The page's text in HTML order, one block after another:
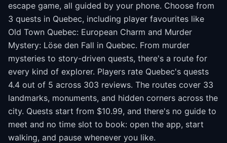
escape game, all guided by your phone. Choose from
3 quests in Quebec, including player favourites like
Old Town Quebec: European Charm and Murder
Mystery: Löse den Fall in Quebec. From murder
mysteries to story-driven quests, there's a route for
every kind of explorer. Players rate Quebec's quests
4.4 out of 5 across 303 reviews. The routes cover 33
landmarks, monuments, and hidden corners across the
city. Quests start from $10.99, and there's no guide to
meet and no time slot to book: open the app, start
walking, and pause whenever you like.